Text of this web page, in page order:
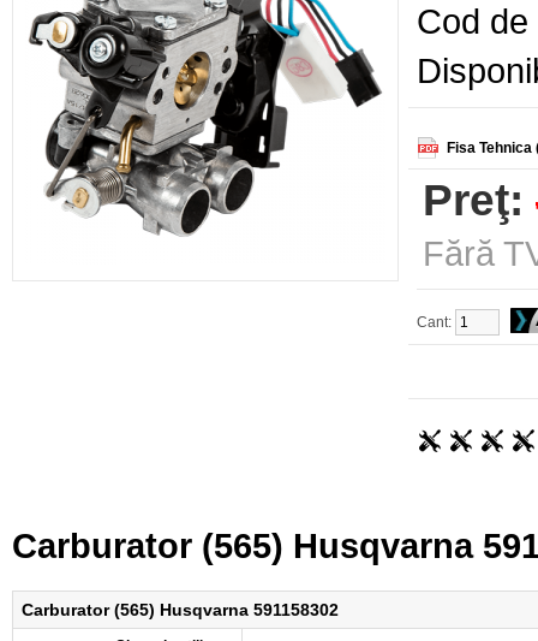
Cod
Fisa Tehnica
Preţ:
Fără
Cant:
Carburator (565) Husqvarna
Carburator (565) Husqvarna 591158302